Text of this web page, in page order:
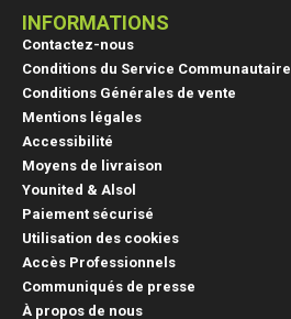
INFORMATIONS
Contactez-nous
Conditions du Service Communautaire
Conditions Générales de vente
Mentions légales
Accessibilité
Moyens de livraison
Younited & Alsol
Paiement sécurisé
Utilisation des cookies
Accès Professionnels
Communiqués de presse
À propos de nous